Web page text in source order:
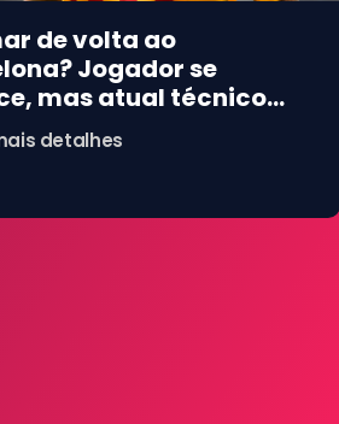
de volta ao
Jogador se
mas atual técnico
do brasileiro
detalhes